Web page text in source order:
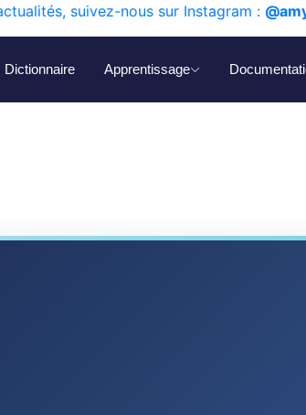
suivez-nous sur Instagram :
Dictionnaire Apprentissage